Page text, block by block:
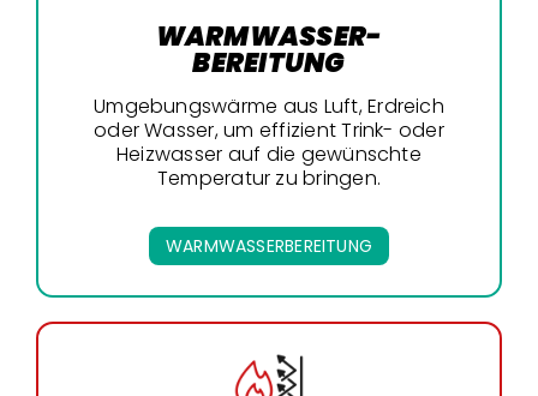
WARMWASSER-
BEREITUNG
Umgebungswärme aus Luft, Erdreich
oder Wasser, um effizient Trink- oder
Heizwasser auf die gewünschte
Temperatur zu bringen.
WARMWASSERBEREITUNG